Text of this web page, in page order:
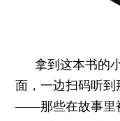
拿到这本书的
面，一边扫码听到
——那些在故事里